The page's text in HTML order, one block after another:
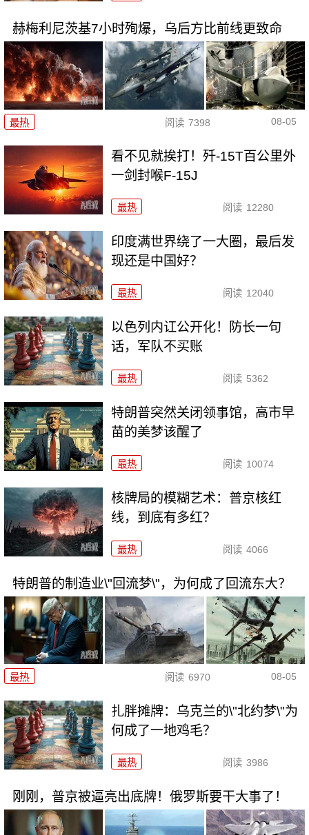
赫梅利尼茨基7小时殉爆，乌后方比前线更致命
最热 阅读 7398 08-05
看不见就挨打！歼-15T百公里外
一剑封喉F-15J
最热 阅读 12280
印度满世界绕了一大圈，最后发
现还是中国好？
最热 阅读 12040
以色列内讧公开化！防长一句
话，军队不买账
最热 阅读 5362
特朗普突然关闭领事馆，高市早
苗的美梦该醒了
最热 阅读 10074
核牌局的模糊艺术：普京核红
线，到底有多红？
最热 阅读 4066
特朗普的制造业\"回流梦\"，为何成了回流东大？
最热 阅读 6970 08-05
扎胖摊牌：乌克兰的\"北约梦\"为
何成了一地鸡毛？
最热 阅读 3986
刚刚，普京被逼亮出底牌！俄罗斯要干大事了！